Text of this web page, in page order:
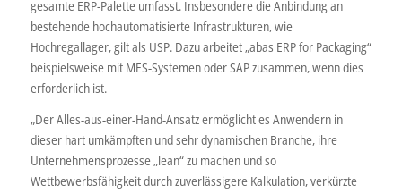
gesamte ERP-Palette umfasst. Insbesondere die Anbindung an
bestehende hochautomatisierte Infrastrukturen, wie
Hochregallager, gilt als USP. Dazu arbeitet „abas ERP for Packaging“
beispielsweise mit MES-Systemen oder SAP zusammen, wenn dies
erforderlich ist.
„Der Alles-aus-einer-Hand-Ansatz ermöglicht es Anwendern in
dieser hart umkämpften und sehr dynamischen Branche, ihre
Unternehmensprozesse „lean“ zu machen und so
Wettbewerbsfähigkeit durch zuverlässigere Kalkulation, verkürzte